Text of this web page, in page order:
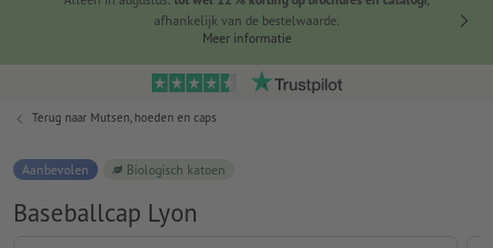
afhankelijk van de bestelwaarde.
Meer informatie
Terug naar Mutsen, hoeden en caps
Aanbevolen Biologisch katoen
Baseballcap Lyon